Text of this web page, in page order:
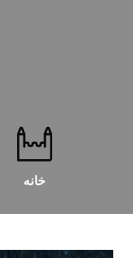
خانه